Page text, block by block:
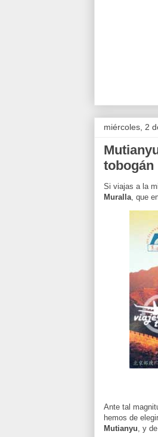
miércoles, 2
tobogán
Si viajas a la
Muralla , que
Ante tal
hemos de
Mutianyu, y